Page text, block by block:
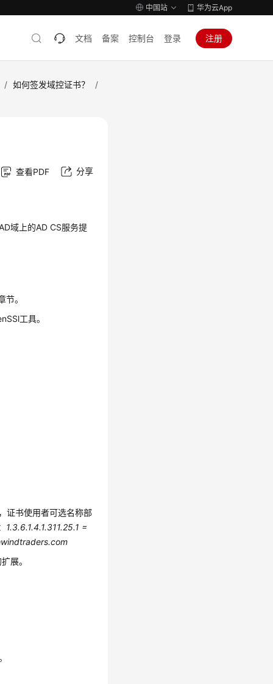
中国站 华为云App
文档 备案 控制台 登录 注册
/ 如何签发域控证书？
/
查看PDF 分享
域上的AD CS服务提
节。
工具。
证书使用者可选名称部
1.3.6.1.4.1.311.25.1 =
展。